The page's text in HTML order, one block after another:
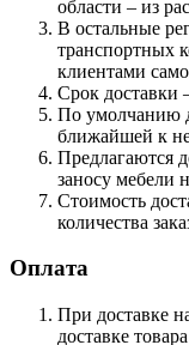
области – из
В остальные
транспортных
клиентами
Срок доставки
По умолчанию
ближайшей к
Предлагаются
заносу мебели
Стоимость
количества
Оплата
При доставке
доставке